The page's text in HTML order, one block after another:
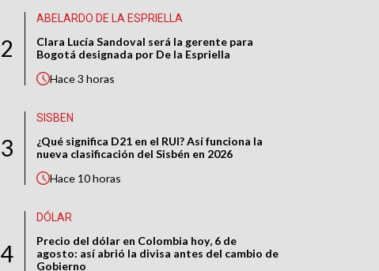
2
ABELARDO DE LA ESPRIELLA
Clara Lucía Sandoval será la gerente para
Bogotá designada por De la Espriella
Hace3 horas
3
SISBEN
¿Qué significa D21 en el RUI? Así funciona la
nueva clasificación del Sisbén en 2026
Hace 10 horas
4
DÓLAR
Precio del dólar en Colombia hoy, 6 de
agosto: así abrió la divisa antes del cambio de
Gobierno